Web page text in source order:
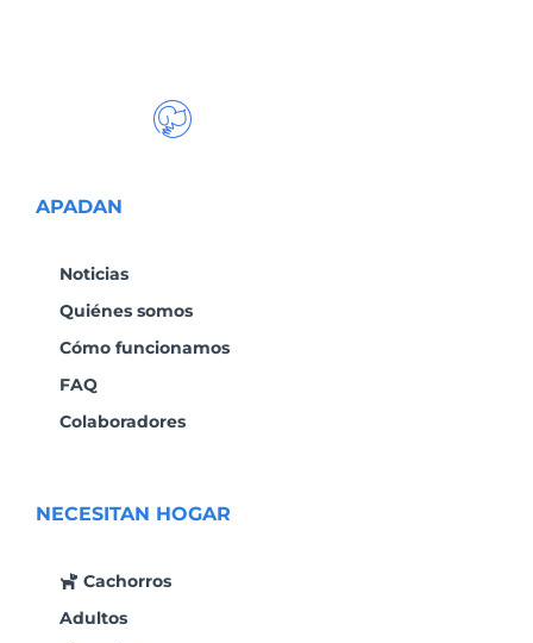
APADAN
Noticias
Quiénes somos
Cómo funcionamos
FAQ
Colaboradores
NECESITAN HOGAR
Cachorros
Adultos